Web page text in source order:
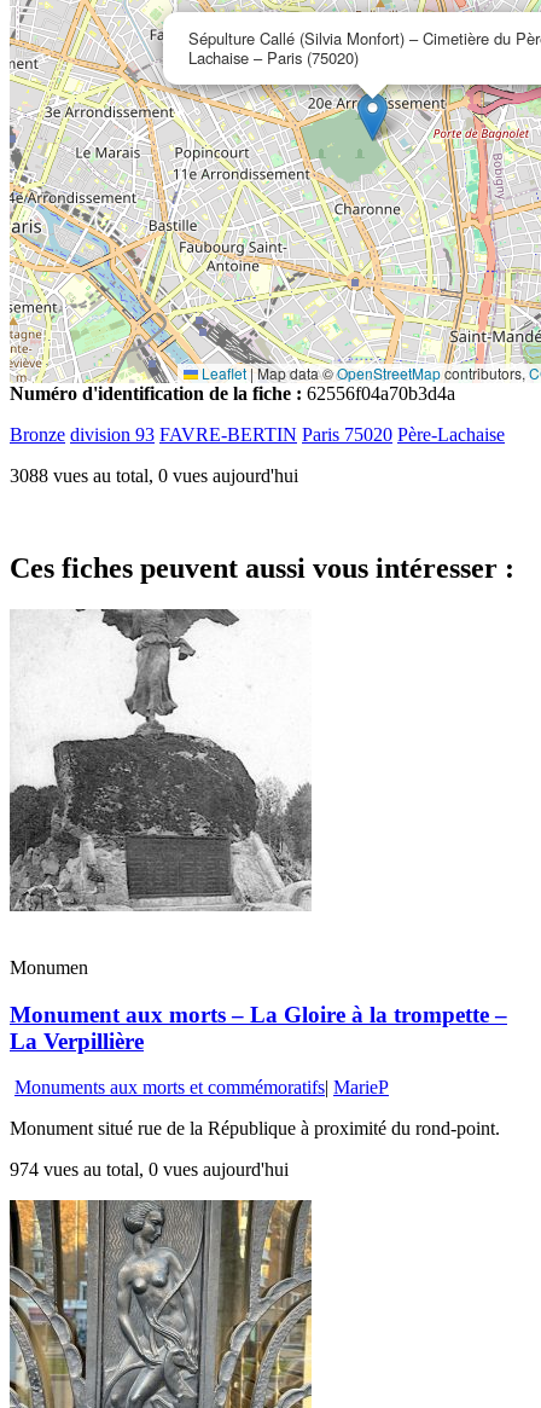
Sépulture Callé (Silvia Monfort) – Cimetière du
Lachaise – Paris (75020)
Leaflet|Map data ©OpenStreetMapcontributors,
Numéro d'identification de la fiche : 62556f04a70b3d4a
Bronze division 93 FAVRE-BERTIN Paris 75020 Père-Lachaise
3088 vues au total, 0 vues aujourd'hui
Ces fiches peuvent aussi vous intéresser :
Monumen
Monument aux morts – La Gloire à la trompette –
La Verpillière
Monuments aux morts et commémoratifs| MarieP
Monument situé rue de la République à proximité du rond-point.
974 vues au total, 0 vues aujourd'hui